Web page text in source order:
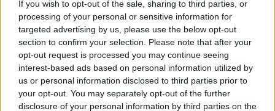
If you wish to opt-out of the sale, sharing to third parties, or
processing of your personal or sensitive information for
targeted advertising by us, please use the below opt-out
section to confirm your selection. Please note that after your
opt-out request is processed you may continue seeing
interest-based ads based on personal information utilized by
us or personal information disclosed to third parties prior to
your opt-out. You may separately opt-out of the further
disclosure of your personal information by third parties on the
Ediția integrală a podcastului de joi, 28
noiembire, poate fi vizionată pe canalul de
YouTube „Hai România”, aici.